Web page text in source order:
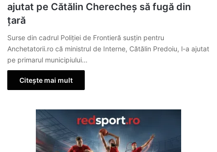
ajutat pe Cătălin Cherecheș să fugă din
țară
Surse din cadrul Poliției de Frontieră susțin pentru
Anchetatorii.ro că ministrul de Interne, Cătălin Predoiu, l-a ajutat
pe primarul municipiului…
Citește mai mult